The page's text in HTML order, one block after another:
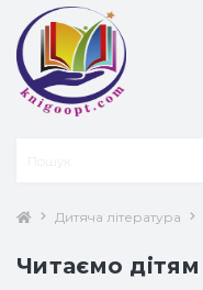
Дитяча література
Читаємо дітям